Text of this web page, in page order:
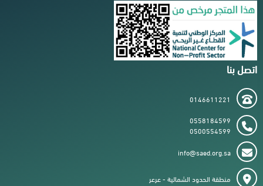
اتصل بنا
0146611221
0558184599
0500554599
info@saed.org.sa
منطقة الحدود الشمالية - عرعر